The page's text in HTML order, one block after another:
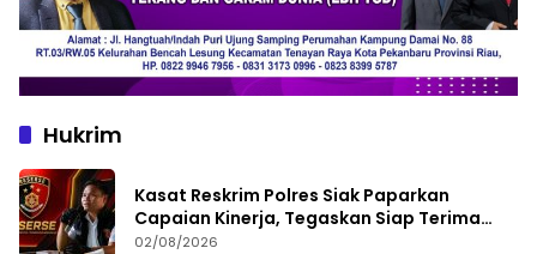
Hukrim
Kasat Reskrim Polres Siak Paparkan
Capaian Kinerja, Tegaskan Siap Terima
Kritik dan Evaluasi
02/08/2026